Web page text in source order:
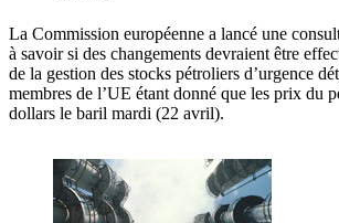
La Commission européenne a lancé une
à savoir si des changements devraient être
de la gestion des stocks pétroliers d’urgence
membres de l’UE étant donné que les prix du
dollars le baril mardi (22 avril).